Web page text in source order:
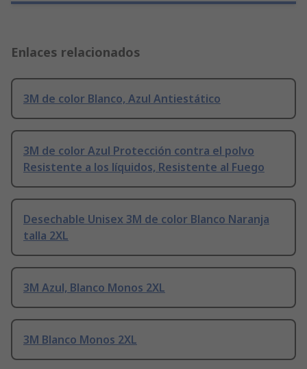
Enlaces relacionados
3M de color Blanco, Azul Antiestático
3M de color Azul Protección contra el polvo
Resistente a los líquidos, Resistente al Fuego
Desechable Unisex 3M de color Blanco Naranja
talla 2XL
3M Azul, Blanco Monos 2XL
3M Blanco Monos 2XL